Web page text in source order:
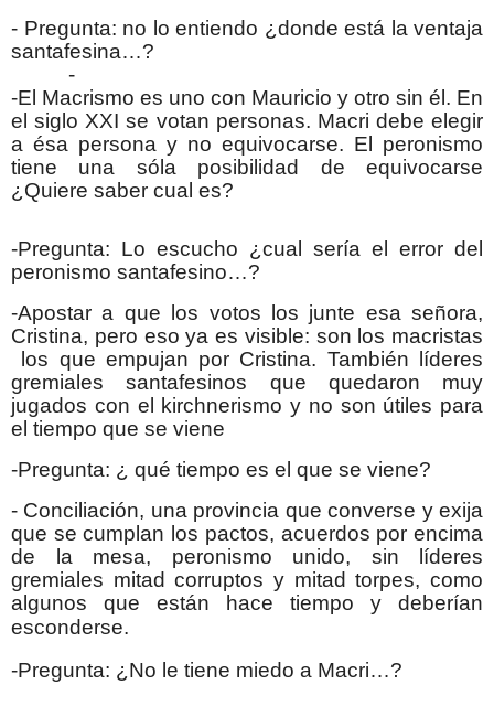
- Pregunta: no lo entiendo ¿donde está la ventaja
santafesina…?
-
-El Macrismo es uno con Mauricio y otro sin él. En
el siglo XXI se votan personas. Macri debe elegir
a ésa persona y no equivocarse. El peronismo
tiene una sóla posibilidad de equivocarse
¿Quiere saber cual es?
-Pregunta: Lo escucho ¿cual sería el error del
peronismo santafesino…?
-Apostar a que los votos los junte esa señora,
Cristina, pero eso ya es visible: son los macristas
los que empujan por Cristina. También líderes
gremiales santafesinos que quedaron muy
jugados con el kirchnerismo y no son útiles para
el tiempo que se viene
-Pregunta: ¿ qué tiempo es el que se viene?
- Conciliación, una provincia que converse y exija
que se cumplan los pactos, acuerdos por encima
de la mesa, peronismo unido, sin líderes
gremiales mitad corruptos y mitad torpes, como
algunos que están hace tiempo y deberían
esconderse.
-Pregunta: ¿No le tiene miedo a Macri…?